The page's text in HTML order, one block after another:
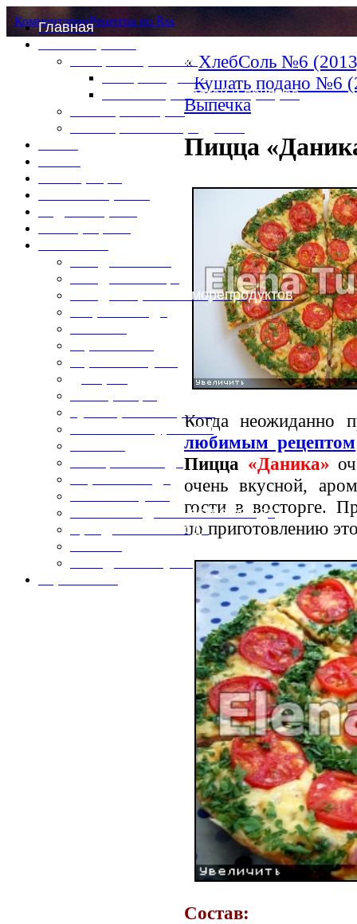
Главная
Специи и пряности
Специи и диета
Каталог пряностей и приправ
Таблица калорий
Блюда из рыбы и морепродуктов
Кулинарные хитрости
Маленьким гурманам
Постные и диетические блюда
Праздничные блюда
КомментарииРецепты по Rss
«ХлебСоль №6
Кушать подано №6
Выпечка
Пицца
Когда неожиданно
любимым рецептом
Пицца «Даника»
очень вкусной,
гости в восторге.
по приготовлению
Состав: